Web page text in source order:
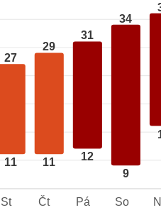
27
11
29
11
31
12
34
9
St Čt Pá So